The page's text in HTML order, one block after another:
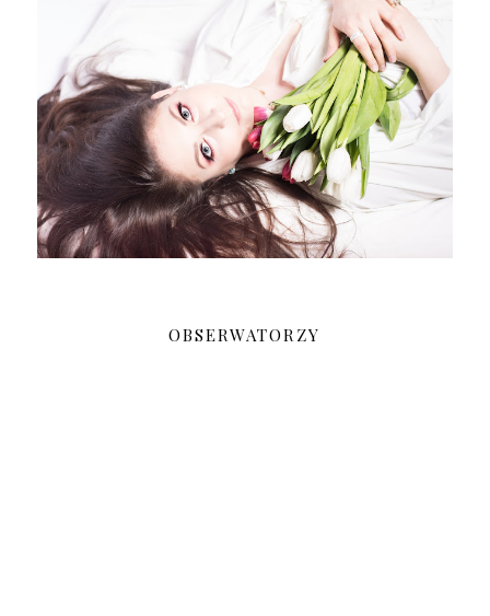
OBSERWATORZY